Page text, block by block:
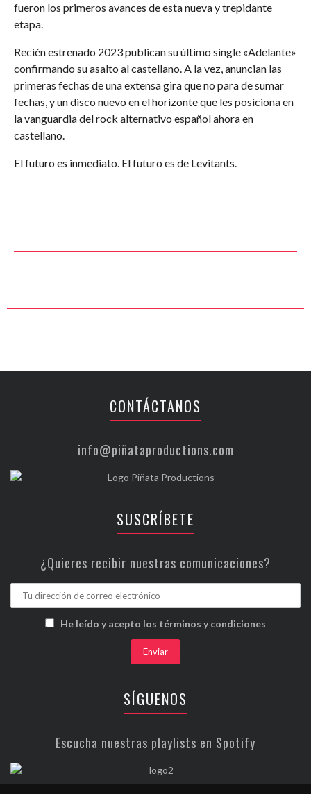
fueron los primeros avances de esta nueva y trepidante
etapa.
Recién estrenado 2023 publican su último single «Adelante»
confirmando su asalto al castellano. A la vez, anuncian las
primeras fechas de una extensa gira que no para de sumar
fechas, y un disco nuevo en el horizonte que les posiciona en
la vanguardia del rock alternativo español ahora en
castellano.
El futuro es inmediato. El futuro es de Levitants.
CONTÁCTANOS
info@piñataproductions.com
SUSCRÍBETE
¿Quieres recibir nuestras comunicaciones?
He leído y acepto los términos y condiciones
SÍGUENOS
Escucha nuestras playlists en Spotify